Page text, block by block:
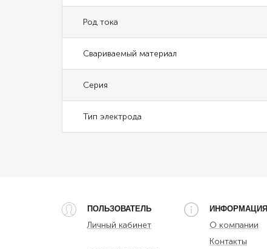
Род тока
Свариваемый материал
Серия
Тип электрода
ПОЛЬЗОВАТЕЛЬ
Личный кабинет
ИНФОРМАЦИЯ
О компании
Контакты